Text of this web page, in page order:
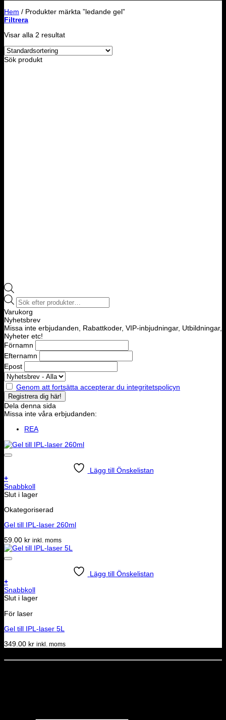
Hem / Produkter märkta ”ledande gel”
Filtrera
Visar alla 2 resultat
Sök produkt
Products
search
Varukorg
Nyhetsbrev
Missa inte erbjudanden, Rabattkoder, VIP-inbjudningar, Utbildningar,
Nyheter etc!
Förnamn
Efternamn
Epost
Genom att fortsätta accepterar du integritetspolicyn
Dela denna sida
Missa inte våra erbjudanden:
REA
Lägg till Önskelistan
+
Snabbkoll
Slut i lager
Okategoriserad
Gel till IPL-laser 260ml
59.00 kr inkl. moms
Lägg till Önskelistan
+
Snabbkoll
Slut i lager
För laser
Gel till IPL-laser 5L
349.00 kr inkl. moms